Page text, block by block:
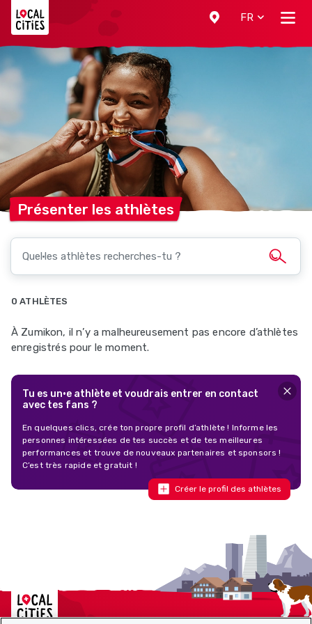
FR
Présenter les athlètes
0 ATHLÈTES
À Zumikon, il n’y a malheureusement pas encore d’athlètes
enregistrés pour le moment.
Tu es un·e athlète et voudrais entrer en contact
avec tes fans ?
En quelques clics, crée ton propre profil d’athlète ! Informe les
personnes intéressées de tes succès et de tes meilleures
performances et trouve de nouveaux partenaires et sponsors !
C’est très rapide et gratuit !
Créer le profil des athlètes
Localcities